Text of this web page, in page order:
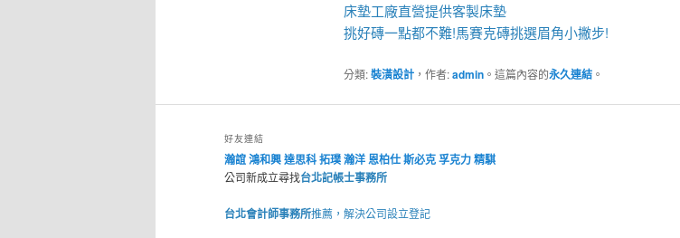
床墊工廠直營提供客製床墊
挑好磚一點都不難!馬賽克磚挑選眉角小撇步!
分類:裝潢設計，作者:admin。這篇內容的永久連結。
好友連結
瀚誼鴻和興達思科拓璞瀚洋恩柏仕斯必克孚克力精騏
公司新成立尋找台北記帳士事務所
台北會計師事務所推薦，解決公司設立登記